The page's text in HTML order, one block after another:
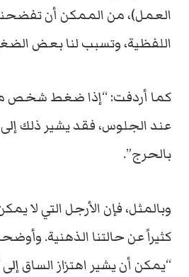
العمل)، من الممكن أن
اللفظية، وتسبب لنا بعض
كما أردفت: “إذا ضغط شخص ما
عند الجلوس، فقد يشير ذلك
بالحرج”.
وبالمثل، فإن الأرجل التي لا
كثيراً عن حالتنا الذهنية.
“يمكن أن يشير اهتزاز الساق